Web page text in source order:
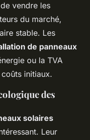
vendre les
du marché,
stable. Les
de panneaux
ou la TVA
initiaux.
des
solaires
Leur